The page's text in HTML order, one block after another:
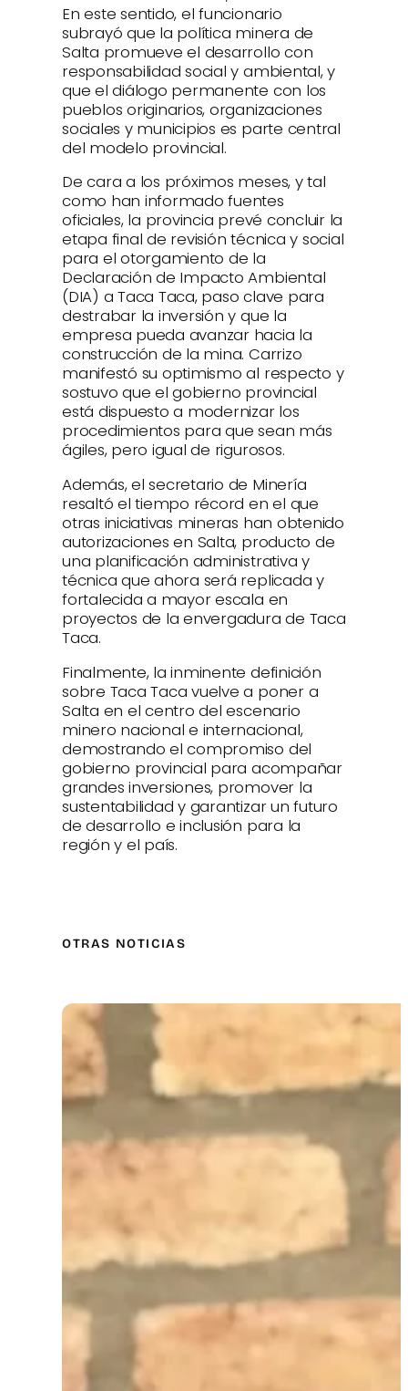
En este sentido, el funcionario
subrayó que la política minera de
Salta promueve el desarrollo con
responsabilidad social y ambiental, y
que el diálogo permanente con los
pueblos originarios, organizaciones
sociales y municipios es parte central
del modelo provincial.
De cara a los próximos meses, y tal
como han informado fuentes
oficiales, la provincia prevé concluir la
etapa final de revisión técnica y social
para el otorgamiento de la
Declaración de Impacto Ambiental
(DIA) a Taca Taca, paso clave para
destrabar la inversión y que la
empresa pueda avanzar hacia la
construcción de la mina. Carrizo
manifestó su optimismo al respecto y
sostuvo que el gobierno provincial
está dispuesto a modernizar los
procedimientos para que sean más
ágiles, pero igual de rigurosos.
Además, el secretario de Minería
resaltó el tiempo récord en el que
otras iniciativas mineras han obtenido
autorizaciones en Salta, producto de
una planificación administrativa y
técnica que ahora será replicada y
fortalecida a mayor escala en
proyectos de la envergadura de Taca
Taca.
Finalmente, la inminente definición
sobre Taca Taca vuelve a poner a
Salta en el centro del escenario
minero nacional e internacional,
demostrando el compromiso del
gobierno provincial para acompañar
grandes inversiones, promover la
sustentabilidad y garantizar un futuro
de desarrollo e inclusión para la
región y el país.
OTRAS NOTICIAS